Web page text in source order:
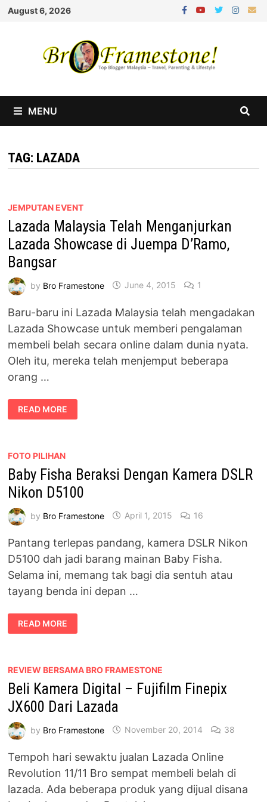
Skip
August 6, 2026
MENU
TAG: LAZADA
JEMPUTAN EVENT
Lazada Malaysia Telah Menganjurkan
Lazada Showcase di Juempa D’Ramo,
Bangsar
by Bro Framestone June 4, 2015 1
Baru-baru ini Lazada Malaysia telah mengadakan
Lazada Showcase untuk memberi pengalaman
membeli belah secara online dalam dunia nyata.
Oleh itu, mereka telah menjemput beberapa
orang …
LAZADA
MALAYSIA
TELAH
DI
D’RAMO,
BANGSAR
READ MORE
FOTO PILIHAN
Baby Fisha Beraksi Dengan Kamera DSLR
Nikon D5100
by Bro Framestone April 1, 2015 16
Pantang terlepas pandang, kamera DSLR Nikon
D5100 dah jadi barang mainan Baby Fisha.
Selama ini, memang tak bagi dia sentuh atau
tayang benda ini depan …
BABY
FISHA
BERAKSI
NIKON
READ MORE
REVIEW BERSAMA BRO FRAMESTONE
Beli Kamera Digital – Fujifilm Finepix
JX600 Dari Lazada
by Bro Framestone November 20, 2014 38
Tempoh hari sewaktu jualan Lazada Online
Revolution 11/11 Bro sempat membeli belah di
lazada. Ada beberapa produk yang dijual disana